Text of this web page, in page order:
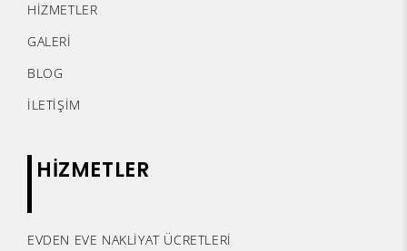
HİZMETLER
GALERİ
BLOG
İLETİŞİM
HİZMETLER
EVDEN EVE NAKLİYAT ÜCRETLERİ